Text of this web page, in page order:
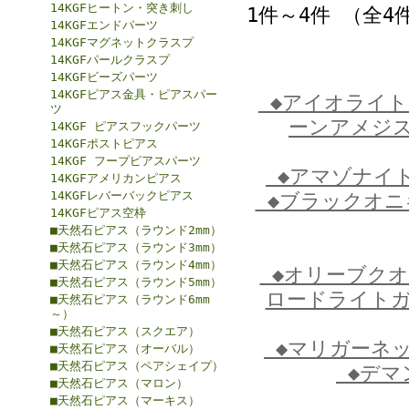
14KGFヒートン・突き刺し
14KGFエンドパーツ
14KGFマグネットクラスプ
14KGFパールクラスプ
14KGFビーズパーツ
14KGFピアス金具・ピアスパー
ツ
14KGF ピアスフックパーツ
14KGFポストピアス
14KGF フープピアスパーツ
14KGFアメリカンピアス
14KGFレバーバックピアス
14KGFピアス空枠
■天然石ピアス（ラウンド2mm）
■天然石ピアス（ラウンド3mm）
■天然石ピアス（ラウンド4mm）
■天然石ピアス（ラウンド5mm）
■天然石ピアス（ラウンド6mm
～）
■天然石ピアス（スクエア）
■天然石ピアス（オーバル）
■天然石ピアス（ペアシェイプ）
■天然石ピアス（マロン）
■天然石ピアス（マーキス）
1件～4件 （全4
◆アイオライ
ーンアメジ
◆アマゾナイ
◆ブラックオ
◆オリーブク
ロードライト
◆マリガーネ
◆デマ